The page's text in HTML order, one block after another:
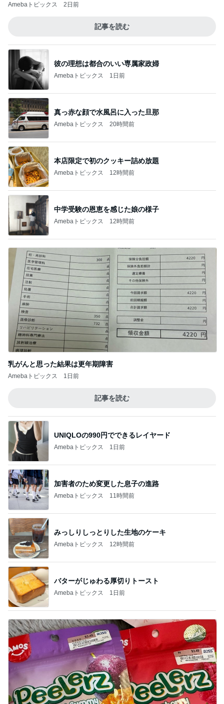
Amebaトピックス 2日前
記事を読む
彼の理想は都合のいい専属家政婦
Amebaトピックス 1日前
真っ赤な顔で水風呂に入った旦那
Amebaトピックス 20時間前
本店限定で初のクッキー詰め放題
Amebaトピックス 12時間前
中学受験の恩恵を感じた娘の様子
Amebaトピックス 12時間前
乳がんと思った結果は更年期障害
Amebaトピックス 1日前
記事を読む
UNIQLOの990円でできるレイヤード
Amebaトピックス 1日前
加害者のため変更した息子の進路
Amebaトピックス 11時間前
みっしりしっとりした生地のケーキ
Amebaトピックス 12時間前
バターがじゅわる厚切りトースト
Amebaトピックス 1日前